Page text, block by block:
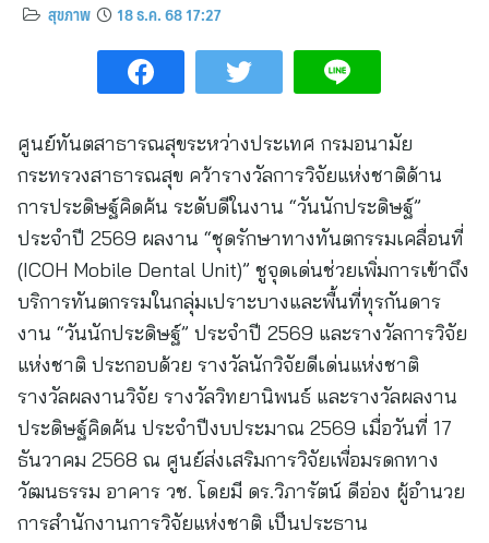
สุขภาพ 18 ธ.ค. 68 17:27
ศูนย์ทันตสาธารณสุขระหว่างประเทศ กรมอนามัย
กระทรวงสาธารณสุข คว้ารางวัลการวิจัยแห่งชาติด้าน
การประดิษฐ์คิดค้น ระดับดีในงาน “วันนักประดิษฐ์”
ประจำปี 2569 ผลงาน “ชุดรักษาทางทันตกรรมเคลื่อนที่
(ICOH Mobile Dental Unit)” ชูจุดเด่นช่วยเพิ่มการเข้าถึง
บริการทันตกรรมในกลุ่มเปราะบางและพื้นที่ทุรกันดาร
งาน “วันนักประดิษฐ์” ประจำปี 2569 และรางวัลการวิจัย
แห่งชาติ ประกอบด้วย รางวัลนักวิจัยดีเด่นแห่งชาติ
รางวัลผลงานวิจัย รางวัลวิทยานิพนธ์ และรางวัลผลงาน
ประดิษฐ์คิดค้น ประจำปีงบประมาณ 2569 เมื่อวันที่ 17
ธันวาคม 2568 ณ ศูนย์ส่งเสริมการวิจัยเพื่อมรดกทาง
วัฒนธรรม อาคาร วช. โดยมี ดร.วิภารัตน์ ดีอ่อง ผู้อำนวย
การสำนักงานการวิจัยแห่งชาติ เป็นประธาน